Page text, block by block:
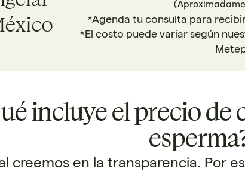
*Agenda tu consulta para
*El costo puede variar según
incluye el precio de
creemos en la transparencia. Por